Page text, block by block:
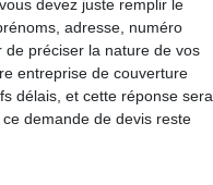
devez juste remplir le
adresse, numéro
préciser la nature de vos
entreprise de couverture
délais, et cette réponse sera
demande de devis reste